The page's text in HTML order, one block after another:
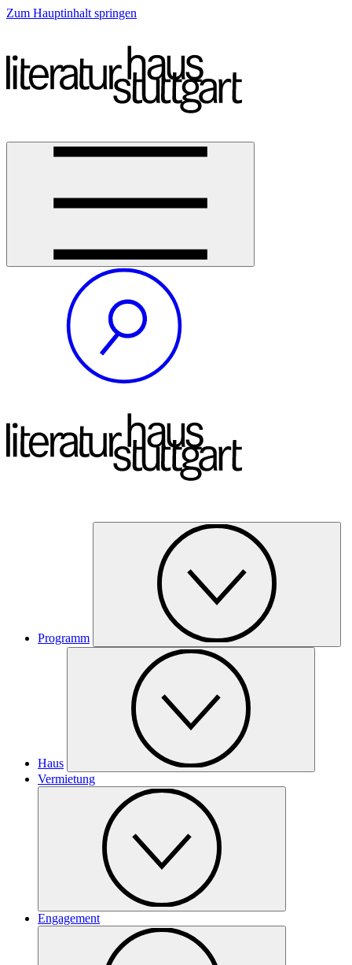
Zum Hauptinhalt springen
Programm
Haus
Vermietung
Engagement